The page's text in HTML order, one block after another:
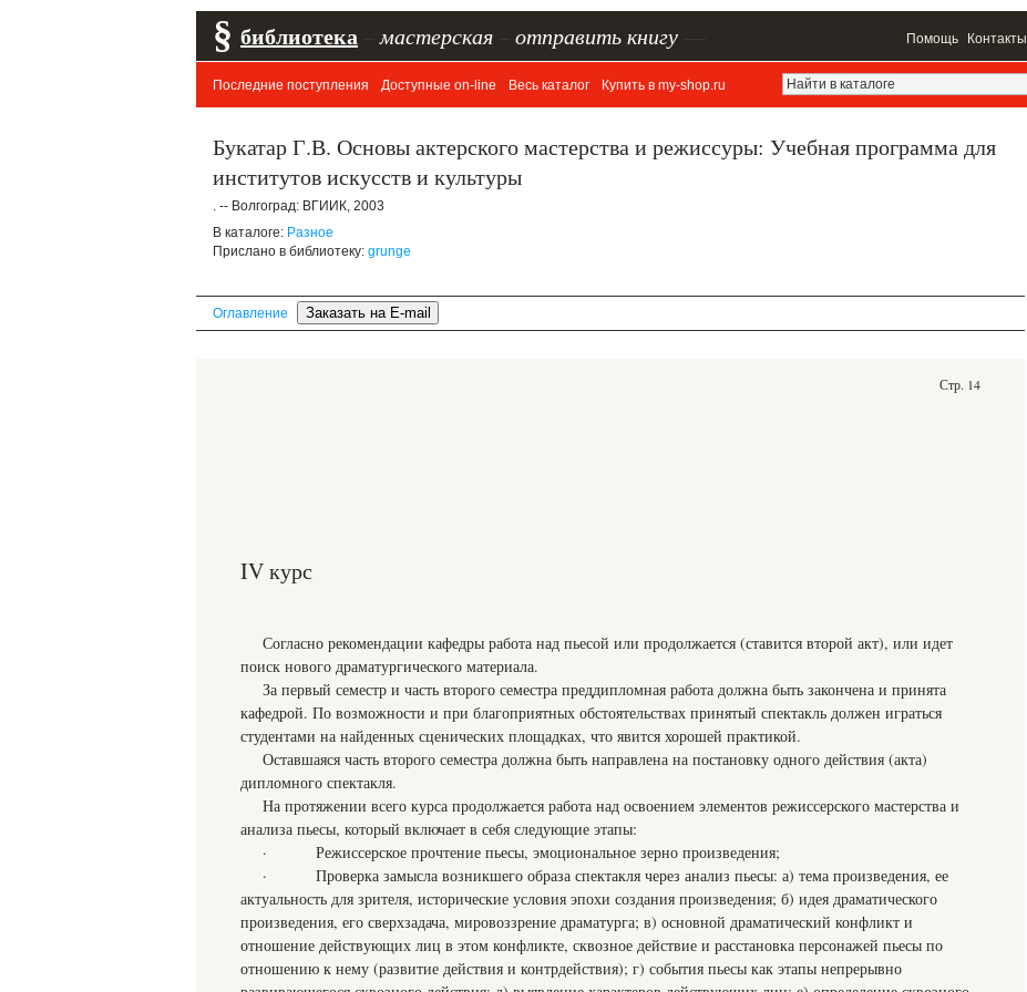
§ библиотека мастерская отправить книгу Помощь Контакты
Последние поступления Доступные on-line Весь каталог Купить в my-shop.ru
Букатар Г.В. Основы актерского мастерства и режиссуры: Учебная программа для
институтов искусств и культуры
. -- Волгоград: ВГИИК, 2003
В каталоге: Разное
Прислано в библиотеку: grunge
Оглавление
Стр. 14
IV курс
Согласно рекомендации кафедры работа над пьесой или продолжается (ставится второй акт), или идет
поиск нового драматургического материала.
За первый семестр и часть второго семестра преддипломная работа должна быть закончена и принята
кафедрой. По возможности и при благоприятных обстоятельствах принятый спектакль должен играться
студентами на найденных сценических площадках, что явится хорошей практикой.
Оставшаяся часть второго семестра должна быть направлена на постановку одного действия (акта)
дипломного спектакля.
На протяжении всего курса продолжается работа над освоением элементов режиссерского мастерства и
анализа пьесы, который включает в себя следующие этапы:
· Режиссерское прочтение пьесы, эмоциональное зерно произведения;
· Проверка замысла возникшего образа спектакля через анализ пьесы: а) тема произведения, ее
актуальность для зрителя, исторические условия эпохи создания произведения; б) идея драматического
произведения, его сверхзадача, мировоззрение драматурга; в) основной драматический конфликт и
отношение действующих лиц в этом конфликте, сквозное действие и расстановка персонажей пьесы по
отношению к нему (развитие действия и контрдействия); г) события пьесы как этапы непрерывно